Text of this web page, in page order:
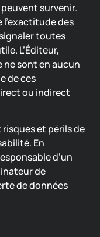
survenir.
l’exactitude des
toutes
L’Éditeur,
ne sont en aucun
de ces
ou indirect
et périls de
En
d’un
de
de données